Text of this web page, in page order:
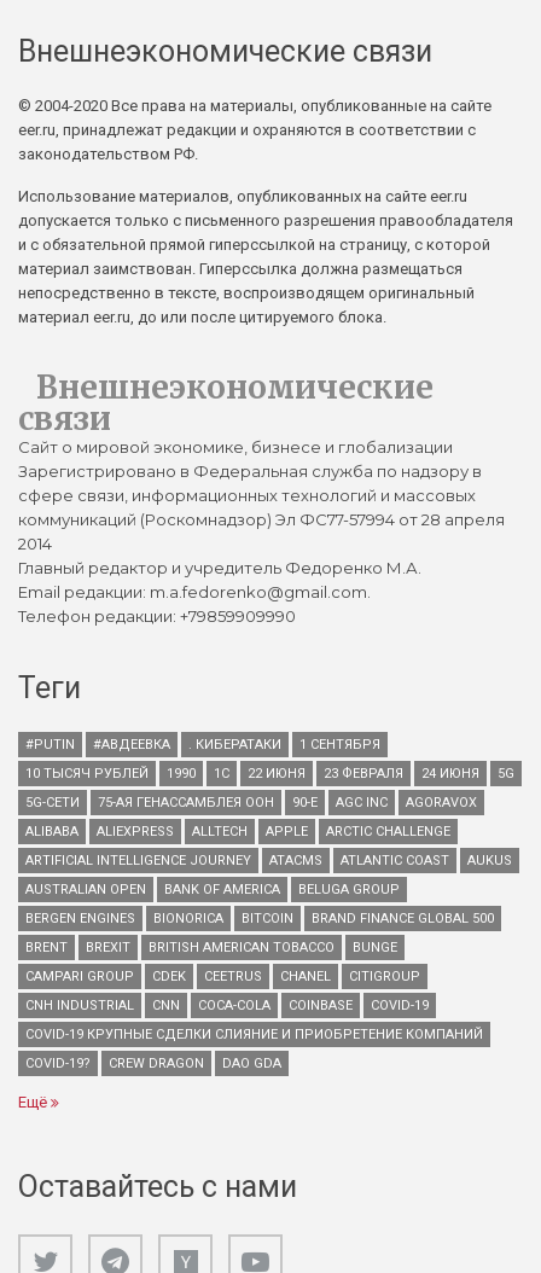
Внешнеэкономические связи
© 2004-2020 Все права на материалы, опубликованные на сайте
eer.ru, принадлежат редакции и охраняются в соответствии с
законодательством РФ.
Использование материалов, опубликованных на сайте eer.ru
допускается только с письменного разрешения правообладателя
и с обязательной прямой гиперссылкой на страницу, с которой
материал заимствован. Гиперссылка должна размещаться
непосредственно в тексте, воспроизводящем оригинальный
материал eer.ru, до или после цитируемого блока.
Внешнеэкономические
связи
Сайт о мировой экономике, бизнесе и глобализации
Зарегистрировано в Федеральная служба по надзору в
сфере связи, информационных технологий и массовых
коммуникаций (Роскомнадзор) Эл ФС77-57994 от 28 апреля
2014
Главный редактор и учредитель Федоренко М.А.
Email редакции: m.a.fedorenko@gmail.com.
Телефон редакции: +79859909990
Теги
#PUTIN #АВДЕЕВКА . КИБЕРАТАКИ
1 СЕНТЯБРЯ
10 ТЫСЯЧ РУБЛЕЙ
1990 1С 22 ИЮНЯ 23 ФЕВРАЛЯ 24 ИЮНЯ
5G
5G-СЕТИ
75-АЯ ГЕНАССАМБЛЕЯ ООН 90-Е AGC INC
AGORAVOX
ALIBABA
ALIEXPRESS ALLTECH APPLE
ARCTIC CHALLENGE
ARTIFICIAL INTELLIGENCE JOURNEY
ATACMS ATLANTIC COAST
AUKUS
AUSTRALIAN OPEN
BANK OF AMERICA
BELUGA GROUP
BERGEN ENGINES
BIONORICA BITCOIN
BRAND FINANCE GLOBAL 500
BRENT
BREXIT BRITISH AMERICAN TOBACCO
BUNGE
CAMPARI GROUP
CDEK CEETRUS CHANEL
CITIGROUP
CNH INDUSTRIAL
CNN COCA-COLA COINBASE
COVID-19
COVID-19 КРУПНЫЕ СДЕЛКИ СЛИЯНИЕ И ПРИОБРЕТЕНИЕ КОМПАНИЙ
COVID-19?
CREW DRAGON DAO GDA
Ещё
Оставайтесь с нами